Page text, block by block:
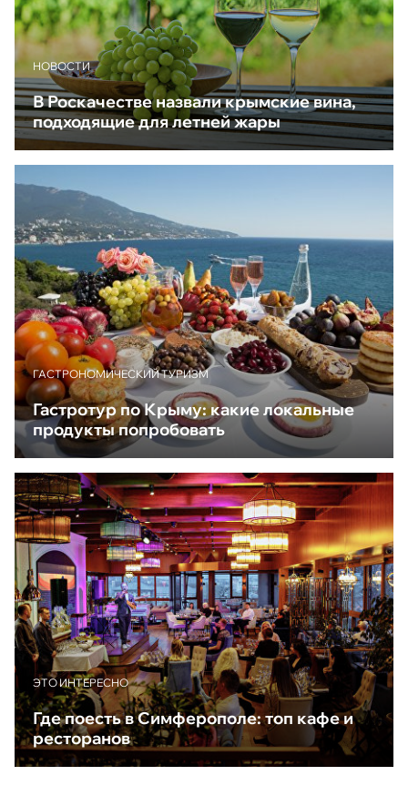
НОВОСТИ
В Роскачестве назвали крымские вина,
подходящие для летней жары
ГАСТРОНОМИЧЕСКИЙ ТУРИЗМ
Гастротур по Крыму: какие локальные
продукты попробовать
ЭТО ИНТЕРЕСНО
Где поесть в Симферополе: топ кафе и
ресторанов